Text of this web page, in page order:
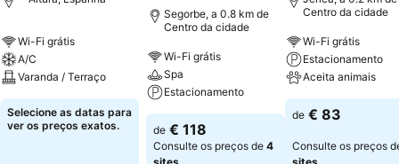
Wi-Fi grátis
A/C
Varanda / Terraço
Selecione as datas para
ver os preços exatos.
Segorbe, a 0.8 km de
Centro da cidade
Wi-Fi grátis
Spa
Estacionamento
de € 118
Consulte os preços de 4
Centro da cidade
Wi-Fi grátis
Estacionamento
Aceita animais
de € 83
Consulte os preços